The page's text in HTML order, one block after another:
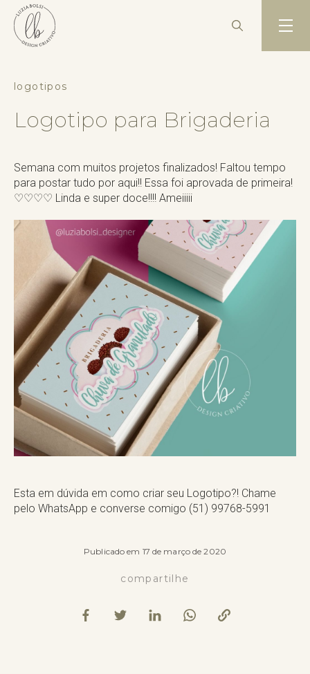
logotipos
Logotipo para Brigaderia
Semana com muitos projetos finalizados! Faltou tempo
para postar tudo por aqui!! Essa foi aprovada de primeira!
♡♡♡♡ Linda e super doce!!!! Ameiiiii
Esta em dúvida em como criar seu Logotipo?! Chame
pelo WhatsApp e converse comigo (51) 99768-5991
Publicado em 17 de março de 2020
compartilhe